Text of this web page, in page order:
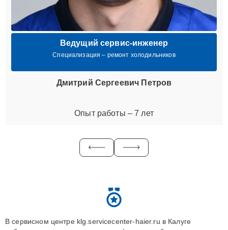
Ведущий сервис-инженер
Специализация – ремонт холодильников
Дмитрий Сергеевич Петров
Опыт работы – 7 лет
В сервисном центре klg.servicecenter-haier.ru в Калуге